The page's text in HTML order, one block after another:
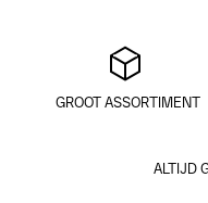
GROOT ASSORTIMENT
ALTIJD